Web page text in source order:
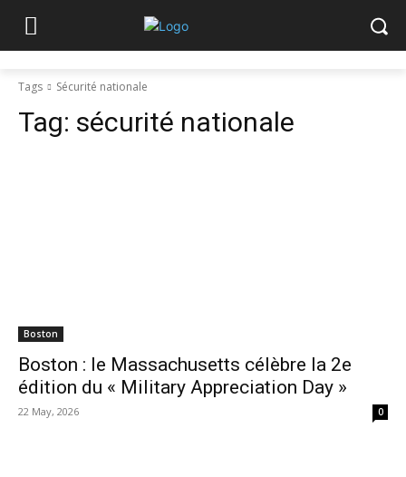
Tags Sécurité nationale
Tag: sécurité nationale
Boston
Boston : le Massachusetts célèbre la 2e
édition du « Military Appreciation Day »
22 May, 2026 0